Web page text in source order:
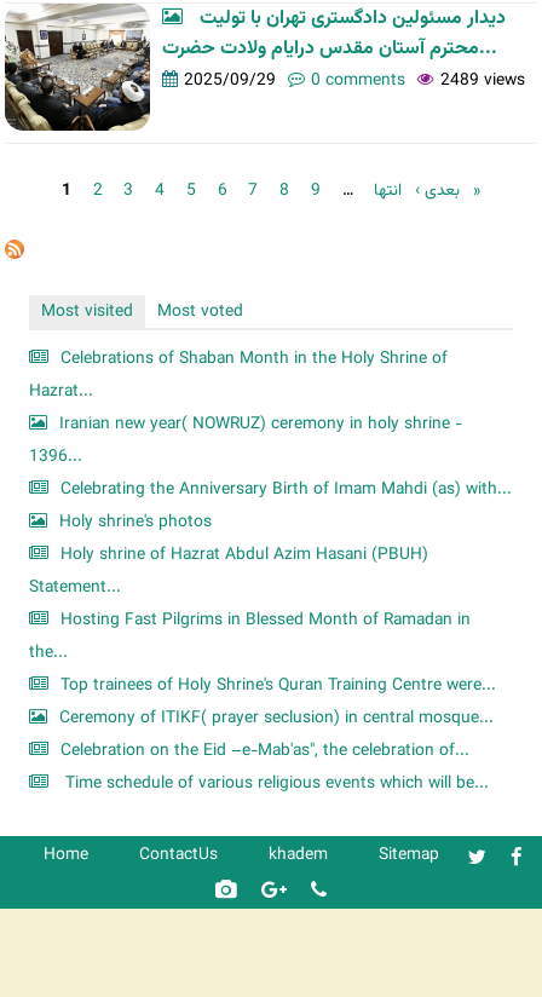
دیدار مسئولین دادگستری تهران با تولیت
محترم آستان مقدس درایام ولادت حضرت...
2025/09/29 0 comments 2489 views
1 2 3 4 5 6 7 8 9 … بعدی › انتها »
Most visited
Most voted
Celebrations of Shaban Month in the Holy Shrine of
Hazrat...
Iranian new year( NOWRUZ) ceremony in holy shrine -
1396...
Celebrating the Anniversary Birth of Imam Mahdi (as) with...
Holy shrine's photos
Holy shrine of Hazrat Abdul Azim Hasani (PBUH)
Statement...
Hosting Fast Pilgrims in Blessed Month of Ramadan in
the...
Top trainees of Holy Shrine's Quran Training Centre were...
Ceremony of ITIKF( prayer seclusion) in central mosque...
Celebration on the Eid –e-Mab'as", the celebration of...
Time schedule of various religious events which will be...
Home ContactUs khadem Sitemap